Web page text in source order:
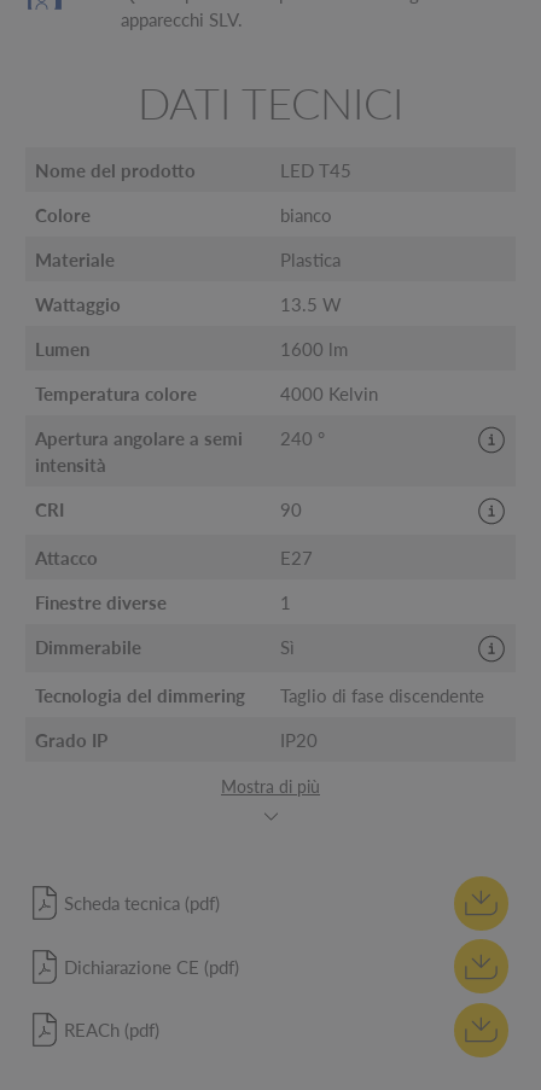
apparecchi SLV.
DATI TECNICI
Nome del prodotto LED T45
Colore bianco
Materiale Plastica
Wattaggio 13.5 W
Lumen 1600 lm
Temperatura colore 4000 Kelvin
Apertura angolare a semi
intensità
240 °
CRI 90
Attacco E27
Finestre diverse 1
Dimmerabile Sì
Tecnologia del dimmering Taglio di fase discendente
Grado IP IP20
Mostra di più
Scheda tecnica (pdf)
Dichiarazione CE (pdf)
REACh (pdf)